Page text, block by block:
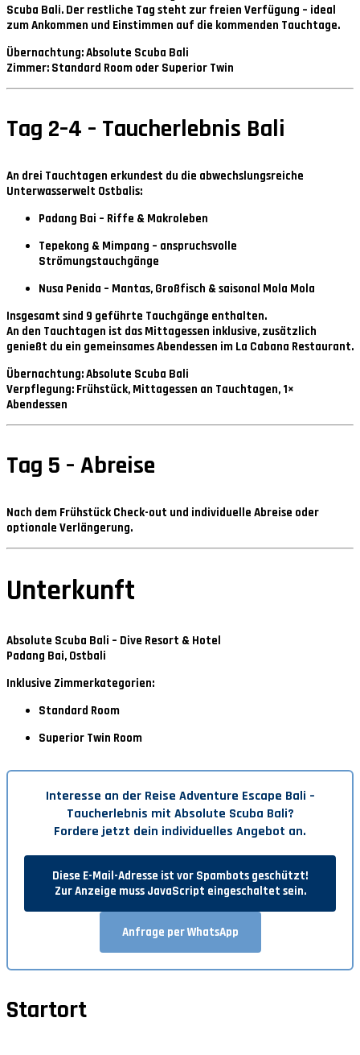
Scuba Bali. Der restliche Tag steht zur freien Verfügung – ideal
zum Ankommen und Einstimmen auf die kommenden Tauchtage.
Übernachtung:Absolute Scuba Bali
Zimmer: Standard Room oder Superior Twin
Tag 2–4 – Taucherlebnis Bali
An drei Tauchtagen erkundest du die abwechslungsreiche
Unterwasserwelt Ostbalis:
Padang Bai – Riffe & Makroleben
Tepekong & Mimpang – anspruchsvolle
Strömungstauchgänge
Nusa Penida – Mantas, Großfisch & saisonal Mola Mola
Insgesamt sind 9 geführte Tauchgänge enthalten.
An den Tauchtagen ist das Mittagessen inklusive, zusätzlich
genießt du ein gemeinsamesAbendessen im La Cabana Restaurant.
Übernachtung:Absolute Scuba Bali
Verpflegung: Frühstück, Mittagessen an Tauchtagen, 1×
Abendessen
Tag 5 – Abreise
Nach dem Frühstück Check-out und individuelle Abreise oder
optionale Verlängerung.
Unterkunft
Absolute Scuba Bali – Dive Resort & Hotel
Padang Bai, Ostbali
Inklusive Zimmerkategorien:
Standard Room
Superior Twin Room
Interesse an der Reise Adventure Escape Bali –
Taucherlebnis mit Absolute Scuba Bali?
Fordere jetzt dein individuelles Angebot an.
Diese E-Mail-Adresse ist vor Spambots geschützt!
Zur Anzeige muss JavaScript eingeschaltet sein.
Anfrage per WhatsApp
Startort